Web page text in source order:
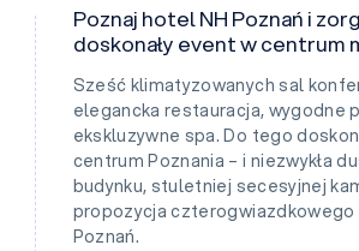
Poznaj hotel NH Poznań i
doskonały event w centrum
Sześć klimatyzowanych sal
elegancka restauracja, wygodne
ekskluzywne spa. Do tego
centrum Poznania – i niezwykła
budynku, stuletniej secesyjnej
propozycja czterogwiazdkowego
Poznań.